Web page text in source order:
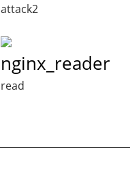
attack2
nginx_reader
read